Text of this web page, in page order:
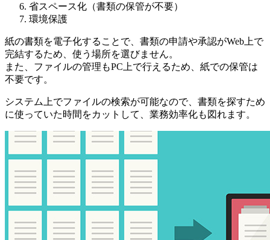
省スペース化（書類の保管が不要）
環境保護
紙の書類を電子化することで、 書類の申請や承認がWeb上で
完結するため、使う場所を選びません。
また、ファイルの管理もPC上で行えるため、 紙での保管は
不要です。
システム上でファイルの検索が可能なので、 書類を探すため
に使っていた時間をカットして、業務効率化も図れます。